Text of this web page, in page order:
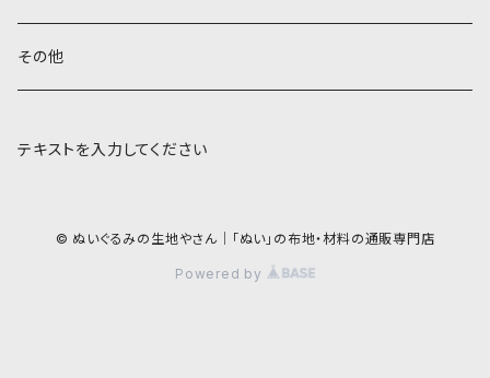
その他
テキストを入力してください
© ぬいぐるみの生地やさん｜「ぬい」の布地・材料の通販専門店
Powered by